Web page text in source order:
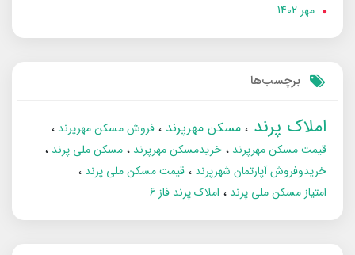
مهر 1402
برچسب‌ها
املاک پرند مسکن مهرپرند
فروش مسکن مهرپرند
قیمت مسکن مهرپرند
خریدمسکن مهرپرند
مسکن ملی پرند
خریدوفروش آپارتمان شهرپرند
قیمت مسکن ملی پرند
امتیاز مسکن ملی پرند
املاک پرند فاز 6